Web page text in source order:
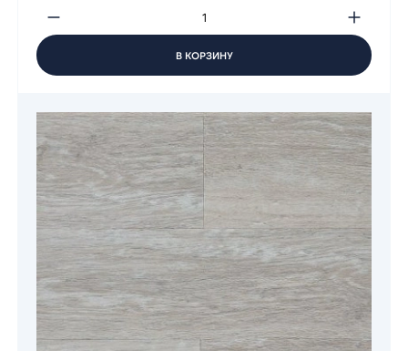
В КОРЗИНУ